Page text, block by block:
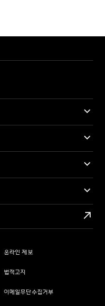
온라인 제보
법적고지
이메일무단수집거부